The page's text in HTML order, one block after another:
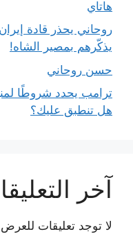
هاتاي
روحاني يحذر قادة
يذكّرهم بمصير الشاه!
حسن روحاني
ترامب يحدد شروطًا
هل تنطبق عليك؟
آخر
لا توجد تعليقات